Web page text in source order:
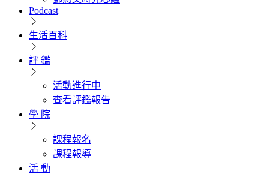
Podcast
生活百科
評 鑑
活動進行中
查看評鑑報告
學 院
課程報名
課程報導
活 動